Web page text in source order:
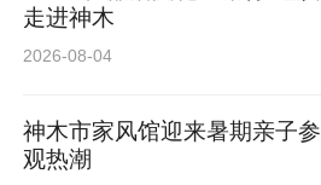
走进神木
2026-08-04
神木市家风馆迎来暑期亲子参
观热潮